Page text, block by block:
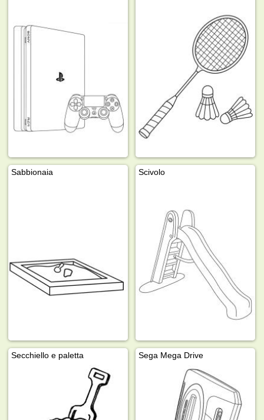
Sabbionaia Scivolo
Secchiello e paletta Sega Mega Drive